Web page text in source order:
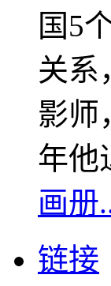
国5
关系
影师
年他
画册
链接